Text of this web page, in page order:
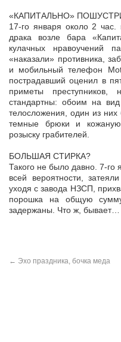
«КАПИТАЛЬНО»
17-го января около 2
драка возле бара
кулачных нравоучений
«наказали» противника,
и мобильный телефон
пострадавший оценил в
приметы
стандартны: обоим на
телосложения, один из них
темные брюки и
розыску грабителей.
БОЛЬШАЯ СТИРКА?
Такого не было давно. 7-
всей вероятности,
уходя с завода НЗСП,
порошка на общую
задержаны. Что ж, бывает…
← Эхо праздника, бочка меда